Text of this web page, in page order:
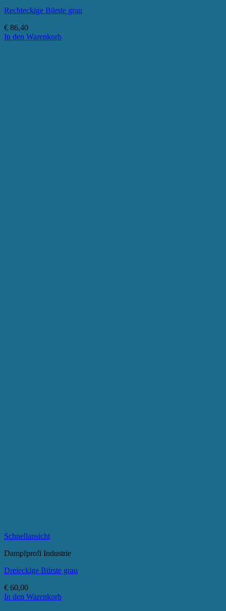
Rechteckige Bürste grau
€ 86,40
In den Warenkorb
Schnellansicht
Dampfprofi Industrie
Dreieckige Bürste grau
€ 60,00
In den Warenkorb